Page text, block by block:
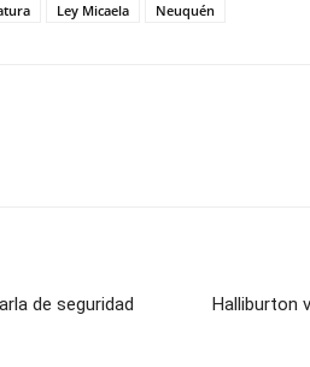
Ley Micaela Neuquén
de seguridad
Halliburton